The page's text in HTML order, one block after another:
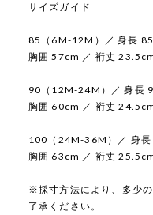
サイズガイド
85（6M-12M）／ 身長
胸囲 57cm ／ 裄丈
90（12M-24M）／ 身長
胸囲 60cm ／ 裄丈
100（24M-36M）／ 身
胸囲 63cm ／ 裄丈
※採寸方法により、多少
了承ください。